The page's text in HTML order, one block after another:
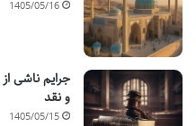
1405/05/16
جرایم ناشی
و نقد
1405/05/15